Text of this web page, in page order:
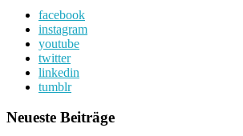
facebook
instagram
youtube
twitter
linkedin
tumblr
Neueste Beiträge